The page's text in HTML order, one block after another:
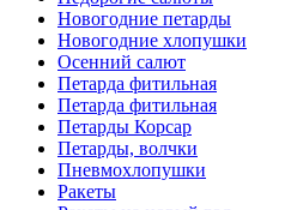
Новогодние петарды
Новогодние хлопушки
Осенний салют
Петарда фитильная
Петарда фитильная
Петарды Корсар
Петарды, волчки
Пневмохлопушки
Ракеты